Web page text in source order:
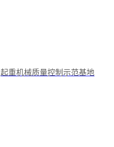
起重机械质量控制示范基地